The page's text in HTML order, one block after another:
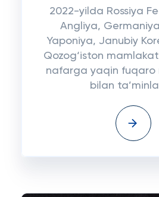
2022-yilda Rossiya
Angliya,
Yaponiya, Janubiy
Qozog‘iston
nafarga yaqin fuqaro
bilan